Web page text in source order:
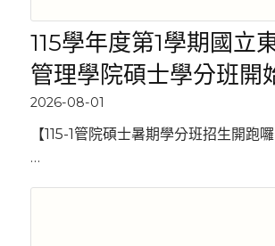
115學年度第1學期國立
管理學院碩士學分班開
2026-08-01
【115-1管院碩士暑期學分班招生開跑
…